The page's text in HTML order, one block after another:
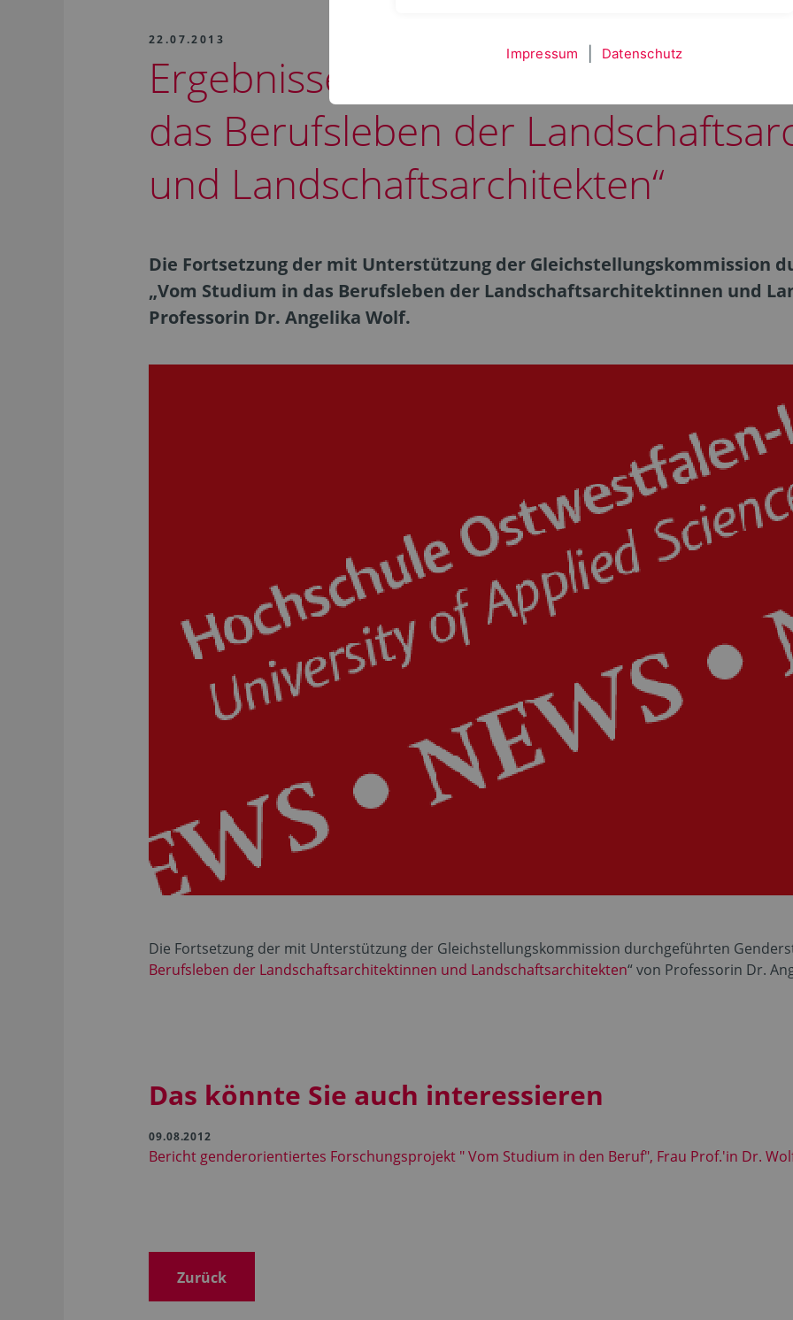
22.07.2013
Ergebnisse der Genderstudie
das Berufsleben der
und Landschaftsarchitekten“
Die Fortsetzung der mit Unterstützung der Gleichstellungskommission
„Vom Studium in das Berufsleben der Landschaftsarchitektinnen und
Professorin Dr. Angelika Wolf.
Die Fortsetzung der mit Unterstützung der Gleichstellungskommission durchgeführten
Berufsleben der Landschaftsarchitektinnen und Landschaftsarchitekten“ von Professorin Dr.
Das könnte Sie auch interessieren
09.08.2012
Bericht genderorientiertes Forschungsprojekt " Vom Studium in den Beruf", Frau Prof.'in Dr.
Zurück
Impressum Datenschutz